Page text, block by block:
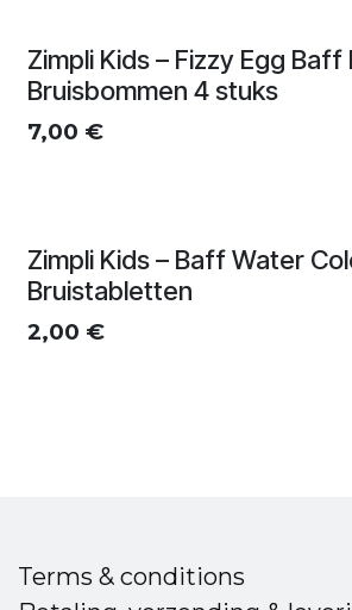
Zimpli Kids – Fizzy Egg Baff
Bruisbommen 4 stuks
7,00 €
Zimpli Kids – Baff Water
Bruistabletten
2,00 €
Terms & conditions